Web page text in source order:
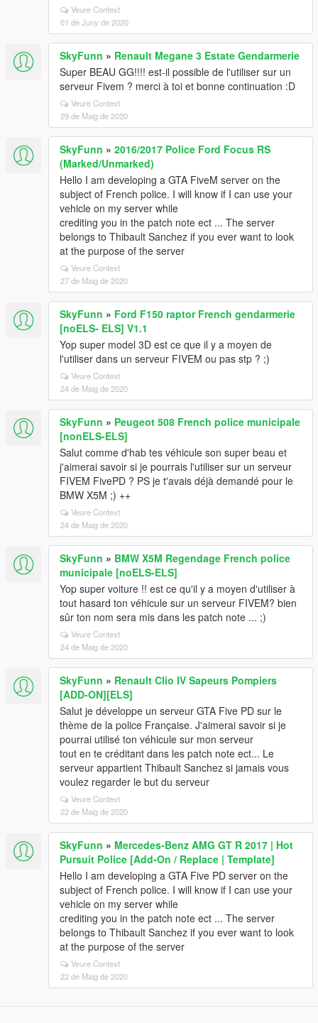
Veure Context
01 de Juny de 2020
SkyFunn » Renault Megane 3 Estate Gendarmerie
Super BEAU GG!!!! est-il possible de l'utiliser sur un
serveur Fivem ? merci à toi et bonne continuation :D
Veure Context
29 de Maig de 2020
SkyFunn » 2016/2017 Police Ford Focus RS
(Marked/Unmarked)
Hello I am developing a GTA FiveM server on the
subject of French police. I will know if I can use your
vehicle on my server while
crediting you in the patch note ect ... The server
belongs to Thibault Sanchez if you ever want to look
at the purpose of the server
Veure Context
27 de Maig de 2020
SkyFunn » Ford F150 raptor French gendarmerie
[noELS- ELS] V1.1
Yop super model 3D est ce que il y a moyen de
l'utiliser dans un serveur FIVEM ou pas stp ? ;)
Veure Context
24 de Maig de 2020
SkyFunn » Peugeot 508 French police municipale
[nonELS-ELS]
Salut comme d'hab tes véhicule son super beau et
j'aimerai savoir si je pourrais l'utiliser sur un serveur
FIVEM FivePD ? PS je t'avais déjà demandé pour le
BMW X5M ;) ++
Veure Context
24 de Maig de 2020
SkyFunn » BMW X5M Regendage French police
municipale [noELS-ELS]
Yop super voiture !! est ce qu'il y a moyen d'utiliser à
tout hasard ton véhicule sur un serveur FIVEM? bien
sûr ton nom sera mis dans les patch note ... ;)
Veure Context
24 de Maig de 2020
SkyFunn » Renault Clio IV Sapeurs Pompiers
[ADD-ON][ELS]
Salut je développe un serveur GTA Five PD sur le
thème de la police Française. J'aimerai savoir si je
pourrai utilisé ton véhicule sur mon serveur
tout en te créditant dans les patch note ect... Le
serveur appartient Thibault Sanchez si jamais vous
voulez regarder le but du serveur
Veure Context
22 de Maig de 2020
SkyFunn » Mercedes-Benz AMG GT R 2017 | Hot
Pursuit Police [Add-On / Replace | Template]
Hello I am developing a GTA Five PD server on the
subject of French police. I will know if I can use your
vehicle on my server while
crediting you in the patch note ect ... The server
belongs to Thibault Sanchez if you ever want to look
at the purpose of the server
Veure Context
22 de Maig de 2020